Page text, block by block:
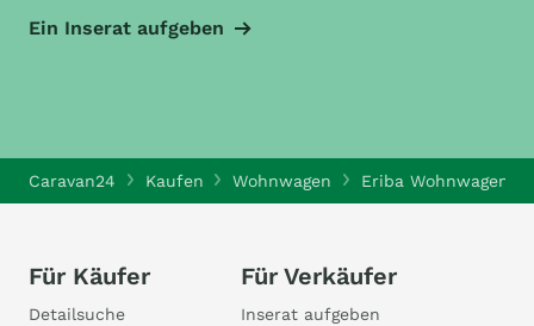
Ein Inserat aufgeben
Caravan24 Kaufen Wohnwagen Eriba Wohnwagen
Für Käufer
Detailsuche
Für Verkäufer
Inserat aufgeben